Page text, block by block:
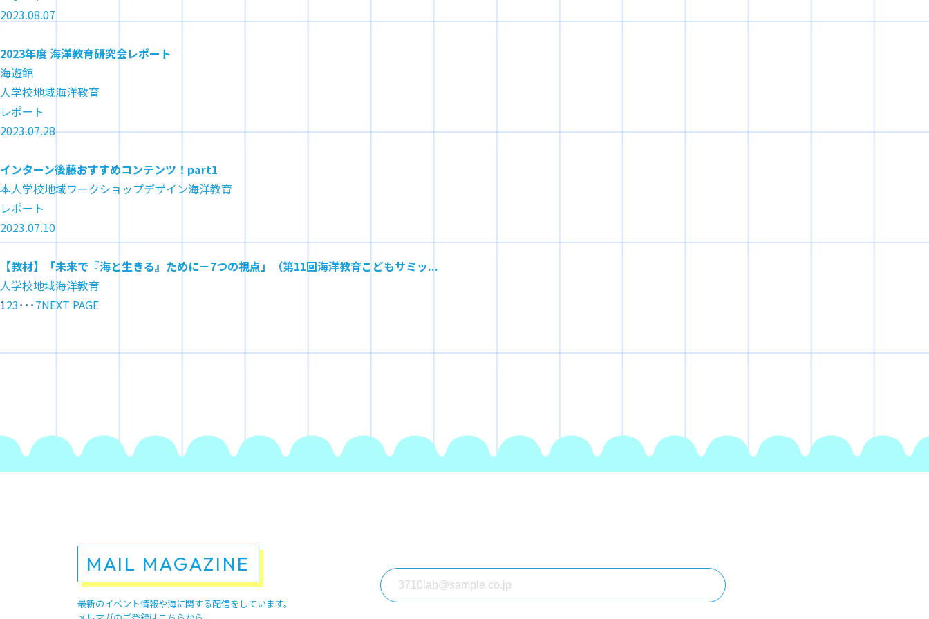
2023.08.07
2023年度 海洋教育研究会レポート
海遊館
人学校地域海洋教育
レポート
2023.07.28
インターン後藤おすすめコンテンツ！part1
本人学校地域ワークショップデザイン海洋教育
レポート
2023.07.10
【教材】「未来で『海と生きる』ために－7つの視点」（第11回海洋教育こどもサミッ...
人学校地域海洋教育
123･･･7NEXT PAGE
MAIL MAGAZINE
最新のイベント情報や海に関する配信をしています。